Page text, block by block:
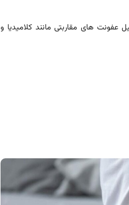
عفونت‌ های مقاربتی مانند کلامیدیا و